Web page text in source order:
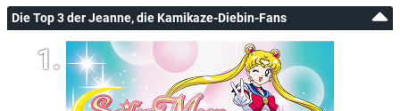
Die Top 3 der Jeanne, die Kamikaze-Diebin-Fans